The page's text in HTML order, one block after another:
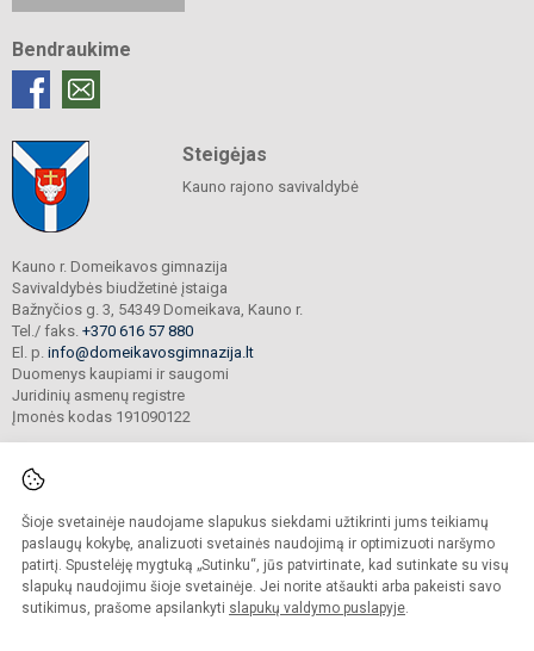
Šioje svetainėje naudojame slapukus siekdami užtikrinti jums teikiamų
paslaugų kokybę, analizuoti svetainės naudojimą ir optimizuoti naršymo
patirtį. Spustelėję mygtuką „Sutinku“, jūs patvirtinate, kad sutinkate su visų
slapukų naudojimu šioje svetainėje. Jei norite atšaukti arba pakeisti savo
sutikimus, prašome apsilankyti slapukų valdymo puslapyje.
Bendraukime
Steigėjas
Kauno rajono savivaldybė
Kauno r. Domeikavos gimnazija
Savivaldybės biudžetinė įstaiga
Bažnyčios g. 3, 54349 Domeikava, Kauno r.
Tel./ faks. +370 616 57 880
El. p. info@domeikavosgimnazija.lt
Duomenys kaupiami ir saugomi
Juridinių asmenų registre
Įmonės kodas 191090122
© 2021. Kauno r. Domeikavos gimnazija. Visos teisės saugomos.
Kopijuoti turinį be raštiško gimnazijos sutikimo griežtai draudžiama.
Prieinamumo paraiška Slapukų valdymas
Sumanus būdas atnaujinti